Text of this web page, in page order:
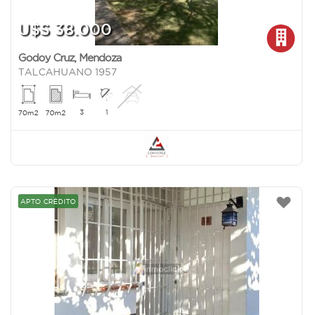
U$S 38.000
Godoy Cruz, Mendoza
TALCAHUANO 1957
70m2 70m2 3 1
APTO CRÉDITO